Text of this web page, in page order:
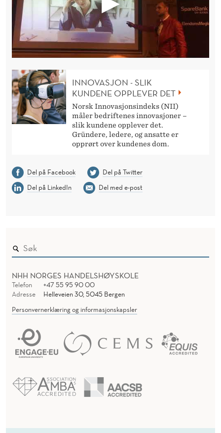
INNOVASJON - SLIK
KUNDENE OPPLEVER DET
Norsk Innovasjonsindeks (NII)
måler bedriftenes innovasjoner –
slik kundene opplever det.
Gründere, ledere, og ansatte er
opprørt over kundenes dom.
Del på Facebook
Del på Twitter
Del på LinkedIn
Del med e-post
NHH NORGES HANDELSHØYSKOLE
Telefon
+47 55 95 90 00
Adresse
Helleveien 30, 5045 Bergen
Personvernerklæring og informasjonskapsler